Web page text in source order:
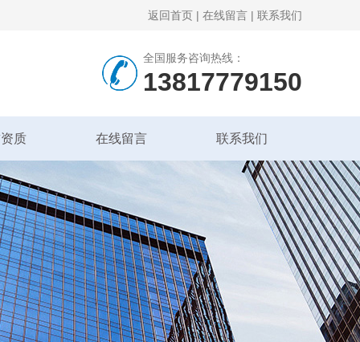
返回首页 | 在线留言 | 联系我们
全国服务咨询热线：
13817779150
质 在线留言 联系我们